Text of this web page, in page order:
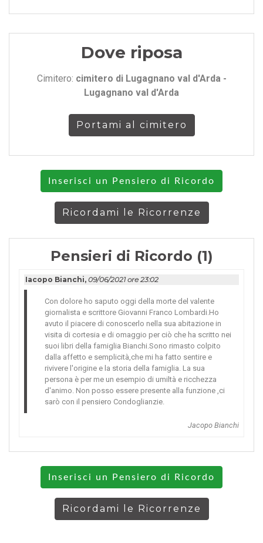
Dove riposa
Cimitero: cimitero di Lugagnano val d'Arda -
Lugagnano val d'Arda
Portami al cimitero
Inserisci un Pensiero di Ricordo
Ricordami le Ricorrenze
Pensieri di Ricordo (1)
Iacopo Bianchi, 09/06/2021 ore 23:02
Con dolore ho saputo oggi della morte del valente
giornalista e scrittore Giovanni Franco Lombardi.Ho
avuto il piacere di conoscerlo nella sua abitazione in
visita di cortesia e di omaggio per ciò che ha scritto nei
suoi libri della famiglia Bianchi.Sono rimasto colpito
dalla affetto e semplicità,che mi ha fatto sentire e
rivivere l'origine e la storia della famiglia. La sua
persona è per me un esempio di umiltà e ricchezza
d'animo. Non posso essere presente alla funzione ,ci
sarò con il pensiero Condoglianzie.
Jacopo Bianchi
Inserisci un Pensiero di Ricordo
Ricordami le Ricorrenze